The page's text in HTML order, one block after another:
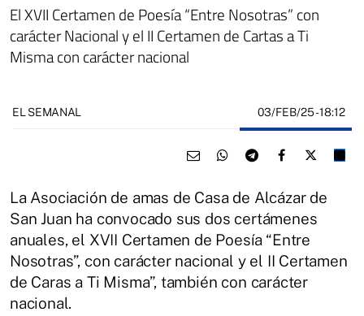
El XVII Certamen de Poesía “Entre Nosotras” con
carácter Nacional y el II Certamen de Cartas a Ti
Misma con carácter nacional
EL SEMANAL 03/FEB/25- 18:12
La Asociación de amas de Casa de Alcázar de
San Juan ha convocado sus dos certámenes
anuales, el XVII Certamen de Poesía “Entre
Nosotras”, con carácter nacional y el II Certamen
de Caras a Ti Misma”, también con carácter
nacional.